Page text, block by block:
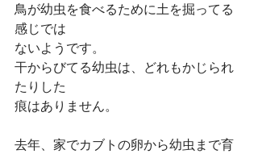
鳥が幼虫を食べるために土を掘ってる
感じでは
ないようです。
干からびてる幼虫は、どれもかじられ
たりした
痕はありません。
去年、家でカブトの卵から幼虫まで育